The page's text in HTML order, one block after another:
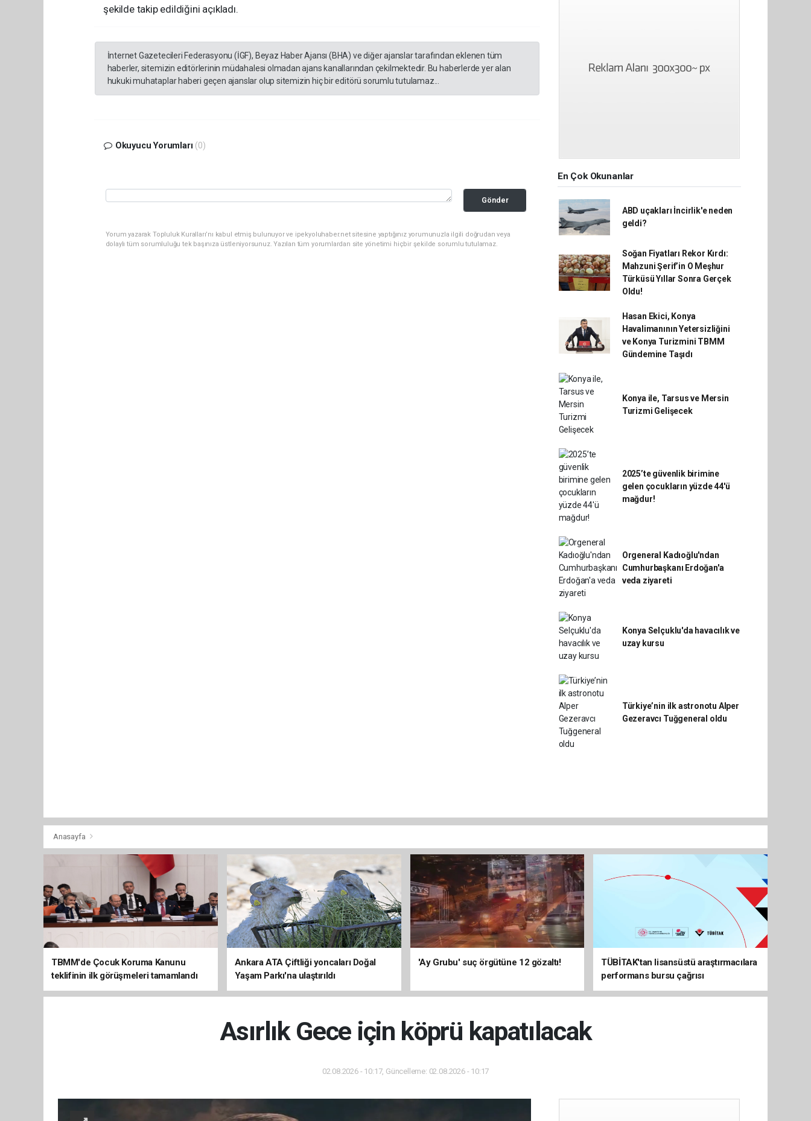
şekilde takip edildiğini açıkladı.
İnternet Gazetecileri Federasyonu (İGF), Beyaz Haber Ajansı (BHA) ve diğer ajanslar tarafından eklenen tüm
haberler, sitemizin editörlerinin müdahalesi olmadan ajans kanallarından çekilmektedir. Bu haberlerde yer alan
hukuki muhataplar haberi geçen ajanslar olup sitemizin hiç bir editörü sorumlu tutulamaz...
Okuyucu Yorumları (0)
Gönder
Yorum yazarak Topluluk Kuralları’nı kabul etmiş bulunuyor ve ipekyoluhaber.net sitesine yaptığınız yorumunuzla ilgili doğrudan veya
dolaylı tüm sorumluluğu tek başınıza üstleniyorsunuz. Yazılan tüm yorumlardan site yönetimi hiçbir şekilde sorumlu tutulamaz.
En Çok Okunanlar
ABD uçakları İncirlik'e neden
geldi?
Soğan Fiyatları Rekor Kırdı:
Mahzuni Şerif’in O Meşhur
Türküsü Yıllar Sonra Gerçek
Oldu!
Hasan Ekici, Konya
Havalimanının Yetersizliğini
ve Konya Turizmini TBMM
Gündemine Taşıdı
Konya ile, Tarsus ve Mersin
Turizmi Gelişecek
2025’te güvenlik birimine
gelen çocukların yüzde 44'ü
mağdur!
Orgeneral Kadıoğlu'ndan
Cumhurbaşkanı Erdoğan'a
veda ziyareti
Konya Selçuklu'da havacılık ve
uzay kursu
Türkiye’nin ilk astronotu Alper
Gezeravcı Tuğgeneral oldu
Anasayfa
TBMM'de Çocuk Koruma Kanunu
teklifinin ilk görüşmeleri tamamlandı
Ankara ATA Çiftliği yoncaları Doğal
Yaşam Parkı'na ulaştırıldı
'Ay Grubu' suç örgütüne 12 gözaltı!
TÜBİTAK'tan lisansüstü araştırmacılara
performans bursu çağrısı
Asırlık Gece için köprü kapatılacak
02.08.2026 - 10:17, Güncelleme: 02.08.2026 - 10:17